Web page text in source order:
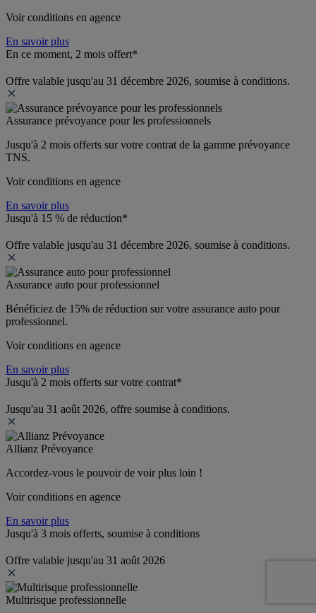
Voir conditions en agence
En savoir plus
En ce moment, 2 mois offert*
Offre valable jusqu'au 31 décembre 2026, soumise à conditions.
Assurance prévoyance pour les professionnels
Jusqu'à 2 mois offerts sur votre contrat de la gamme prévoyance
TNS.
Voir conditions en agence
En savoir plus
Jusqu'à 15 % de réduction*
Offre valable jusqu'au 31 décembre 2026, soumise à conditions.
Assurance auto pour professionnel
Bénéficiez de 15% de réduction sur votre assurance auto pour
professionnel.
Voir conditions en agence
En savoir plus
Jusqu'à 2 mois offerts sur votre contrat*
Jusqu'au 31 août 2026, offre soumise à conditions.
Allianz Prévoyance
Accordez-vous le pouvoir de voir plus loin !
Voir conditions en agence
En savoir plus
Jusqu'à 3 mois offerts, soumise à conditions
Offre valable jusqu'au 31 août 2026
Multirisque professionnelle